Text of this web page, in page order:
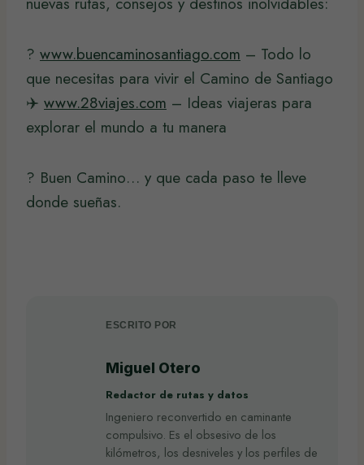
? www.buencaminosantiago.com – Todo lo
que necesitas para vivir el Camino de Santiago
✈️ www.28viajes.com – Ideas viajeras para
explorar el mundo a tu manera
? Buen Camino… y que cada paso te lleve
donde sueñas.
ESCRITO POR
Miguel Otero
Redactor de rutas y datos
Ingeniero reconvertido en caminante
compulsivo. Es el obsesivo de los
kilómetros, los desniveles y los perfiles de